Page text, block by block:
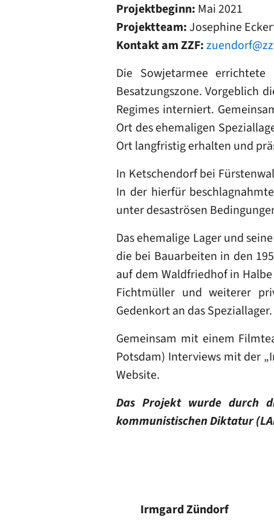
Projektbeginn: Mai 2021
Projektteam:Josephine
Kontakt am ZZF:
Die Sowjetarmee
Besatzungszone. Vorgeblich
Regimes interniert.
Ort des ehemaligen
Ort langfristig erhalten und
In Ketschendorf bei
In der hierfür
unter desaströsen
Das ehemalige Lager und
die bei Bauarbeiten in den
auf dem Waldfriedhof in
Fichtmüller und weiterer
Gedenkort an das Speziallager.
Gemeinsam mit einem
Potsdam) Interviews mit der
Website.
Das Projekt wurde durch
kommunistischen Diktatur
Irmgard Zündorf